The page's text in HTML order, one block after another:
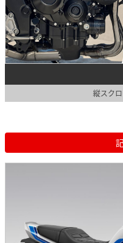
縦スク